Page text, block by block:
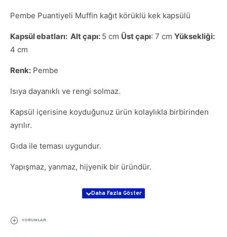
Pembe Puantiyeli Muffin kağıt körüklü kek kapsülü
Kapsül ebatları: Alt çapı: 5 cm Üst çapı: 7 cm Yüksekliği:
4 cm
Renk: Pembe
Isıya dayanıklı ve rengi solmaz.
Kapsül içerisine koyduğunuz ürün kolaylıkla birbirinden
ayrılır.
Gıda ile teması uygundur.
Yapışmaz, yanmaz, hijyenik bir üründür.
YORUMLAR